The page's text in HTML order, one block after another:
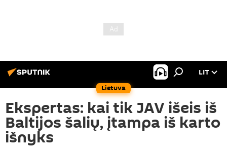
Lietuva
LIT
Ekspertas: kai tik JAV išeis iš
Baltijos šalių, įtampa iš karto
išnyks